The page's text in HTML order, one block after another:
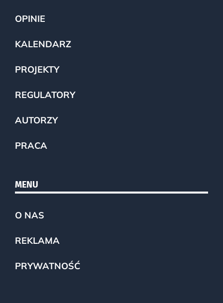
OPINIE
KALENDARZ
PROJEKTY
REGULATORY
AUTORZY
PRACA
MENU
O NAS
REKLAMA
PRYWATNOŚĆ